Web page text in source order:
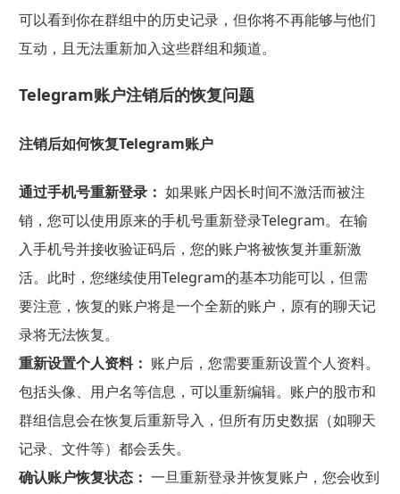
可以看到你在群组中的历史记录，但你将不再能够与他们
互动，且无法重新加入这些群组和频道。
Telegram账户注销后的恢复问题
注销后如何恢复Telegram账户
通过手机号重新登录： 如果账户因长时间不激活而被注
销，您可以使用原来的手机号重新登录Telegram。在输
入手机号并接收验证码后，您的账户将被恢复并重新激
活。此时，您继续使用Telegram的基本功能可以，但需
要注意，恢复的账户将是一个全新的账户，原有的聊天记
录将无法恢复。
重新设置个人资料： 账户后，您需要重新设置个人资料。
包括头像、用户名等信息，可以重新编辑。账户的股市和
群组信息会在恢复后重新导入，但所有历史数据（如聊天
记录、文件等）都会丢失。
确认账户恢复状态： 一旦重新登录并恢复账户，您会收到